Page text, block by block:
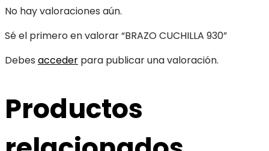
No hay valoraciones aún.
Sé el primero en valorar “BRAZO CUCHILLA 930”
Debes acceder para publicar una valoración.
Productos